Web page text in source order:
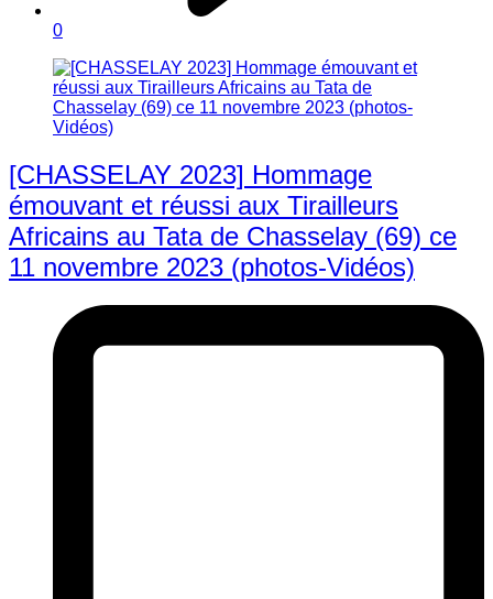
0
[CHASSELAY 2023] Hommage
émouvant et réussi aux Tirailleurs
Africains au Tata de Chasselay (69) ce
11 novembre 2023 (photos-Vidéos)